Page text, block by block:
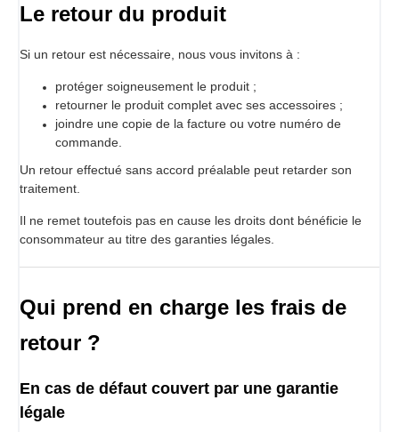
Le retour du produit
Si un retour est nécessaire, nous vous invitons à :
protéger soigneusement le produit ;
retourner le produit complet avec ses accessoires ;
joindre une copie de la facture ou votre numéro de
commande.
Un retour effectué sans accord préalable peut retarder son
traitement.
Il ne remet toutefois pas en cause les droits dont bénéficie le
consommateur au titre des garanties légales.
Qui prend en charge les frais de
retour ?
En cas de défaut couvert par une garantie
légale